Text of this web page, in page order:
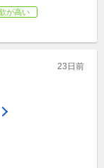
が高い
23日前